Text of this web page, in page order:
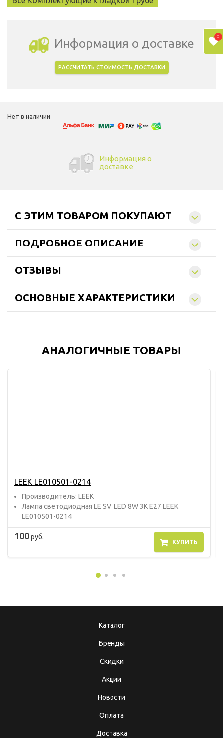
Информация о доставке
РАССЧИТАТЬ СТОИМОСТЬ ДОСТАВКИ
Нет в наличии
Информация о
доставке
C ЭТИМ ТОВАРОМ ПОКУПАЮТ
ПОДРОБНОЕ ОПИСАНИЕ
ОТЗЫВЫ
ОСНОВНЫЕ ХАРАКТЕРИСТИКИ
АНАЛОГИЧНЫЕ ТОВАРЫ
LEEK LE010501-0214
Прoизвoдитель: LEEK
Лампа светодиодная LE SV LED 8W 3K E27 LEEK
LE010501-0214
100руб.
КУПИТЬ
Каталог
Бренды
Скидки
Акции
Новости
Оплата
Доставка
0